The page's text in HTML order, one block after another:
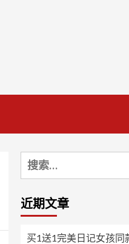
搜
索：
近期文章
买1送1完美日记女孩同